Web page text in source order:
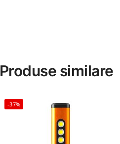
Produse similare
-37%